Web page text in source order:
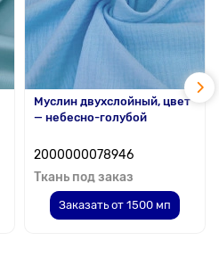
Муслин двухслойный, цвет
— небесно-голубой
2000000078946
Ткань под заказ
Заказать от 1500 мп